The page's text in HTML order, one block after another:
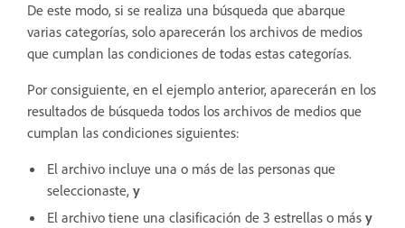
De este modo, si se realiza una búsqueda que abarque
varias categorías, solo aparecerán los archivos de medios
que cumplan las condiciones de todas estas categorías.
Por consiguiente, en el ejemplo anterior, aparecerán en los
resultados de búsqueda todos los archivos de medios que
cumplan las condiciones siguientes:
El archivo incluye una o más de las personas que
seleccionaste, y
El archivo tiene una clasificación de 3 estrellas o más y